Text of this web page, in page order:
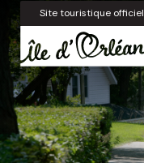
Site touristique officiel